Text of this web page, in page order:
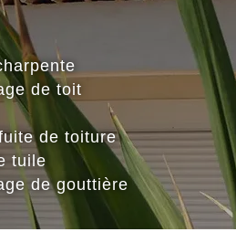
de toit
de toiture
tuile
de gouttière